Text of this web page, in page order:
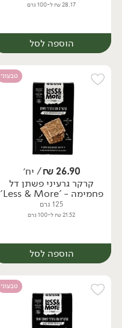
28.17 ₪ ל-100 גרם
הוספה לסל
יח׳
טבעוני
26.90
₪/ יח׳
קרקר גרעיני פשתן דל
פחמימה - 'Less & More'
125 גרם
21.52 ₪ ל-100 גרם
הוספה לסל
טבעוני